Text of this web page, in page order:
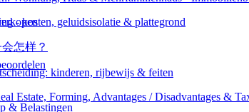
& Belastingen
- kosten, geluidsisolatie & plattegrond
kinderen, rijbewijs & feiten